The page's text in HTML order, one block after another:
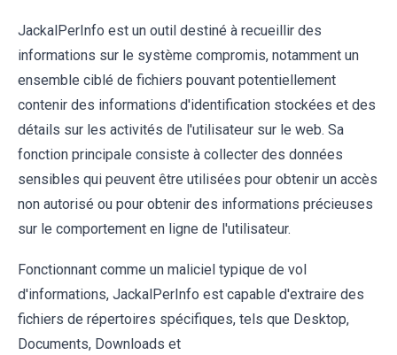
JackalPerInfo est un outil destiné à recueillir des
informations sur le système compromis, notamment un
ensemble ciblé de fichiers pouvant potentiellement
contenir des informations d'identification stockées et des
détails sur les activités de l'utilisateur sur le web. Sa
fonction principale consiste à collecter des données
sensibles qui peuvent être utilisées pour obtenir un accès
non autorisé ou pour obtenir des informations précieuses
sur le comportement en ligne de l'utilisateur.
Fonctionnant comme un maliciel typique de vol
d'informations, JackalPerInfo est capable d'extraire des
fichiers de répertoires spécifiques, tels que Desktop,
Documents, Downloads et